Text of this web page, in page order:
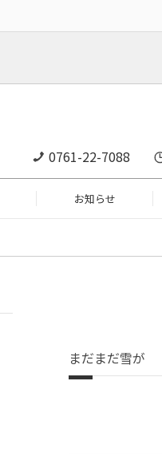
0761-22-7088
お知らせ
まだまだ雪が